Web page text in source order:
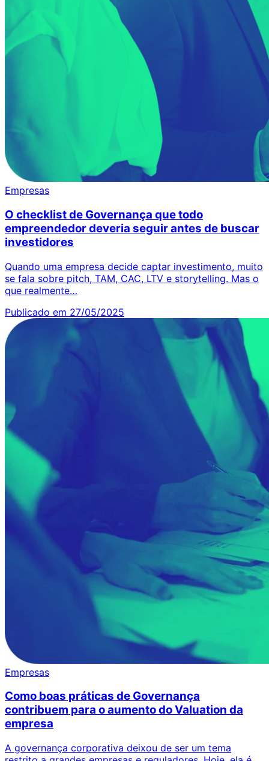
Empresas
O checklist de Governança que todo
empreendedor deveria seguir antes de buscar
investidores
Quando uma empresa decide captar investimento, muito
se fala sobre pitch, TAM, CAC, LTV e storytelling. Mas o
que realmente…
Publicado em 27/05/2025
Empresas
Como boas práticas de Governança
contribuem para o aumento do Valuation da
empresa
A governança corporativa deixou de ser um tema